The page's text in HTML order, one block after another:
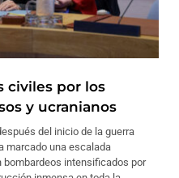
civiles por los
y ucranianos
del inicio de la guerra
marcado una escalada
intensificados por